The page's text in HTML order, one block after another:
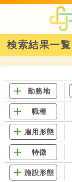
検索結果一覧
勤務地
職種
雇用形態
特徴
施設形態